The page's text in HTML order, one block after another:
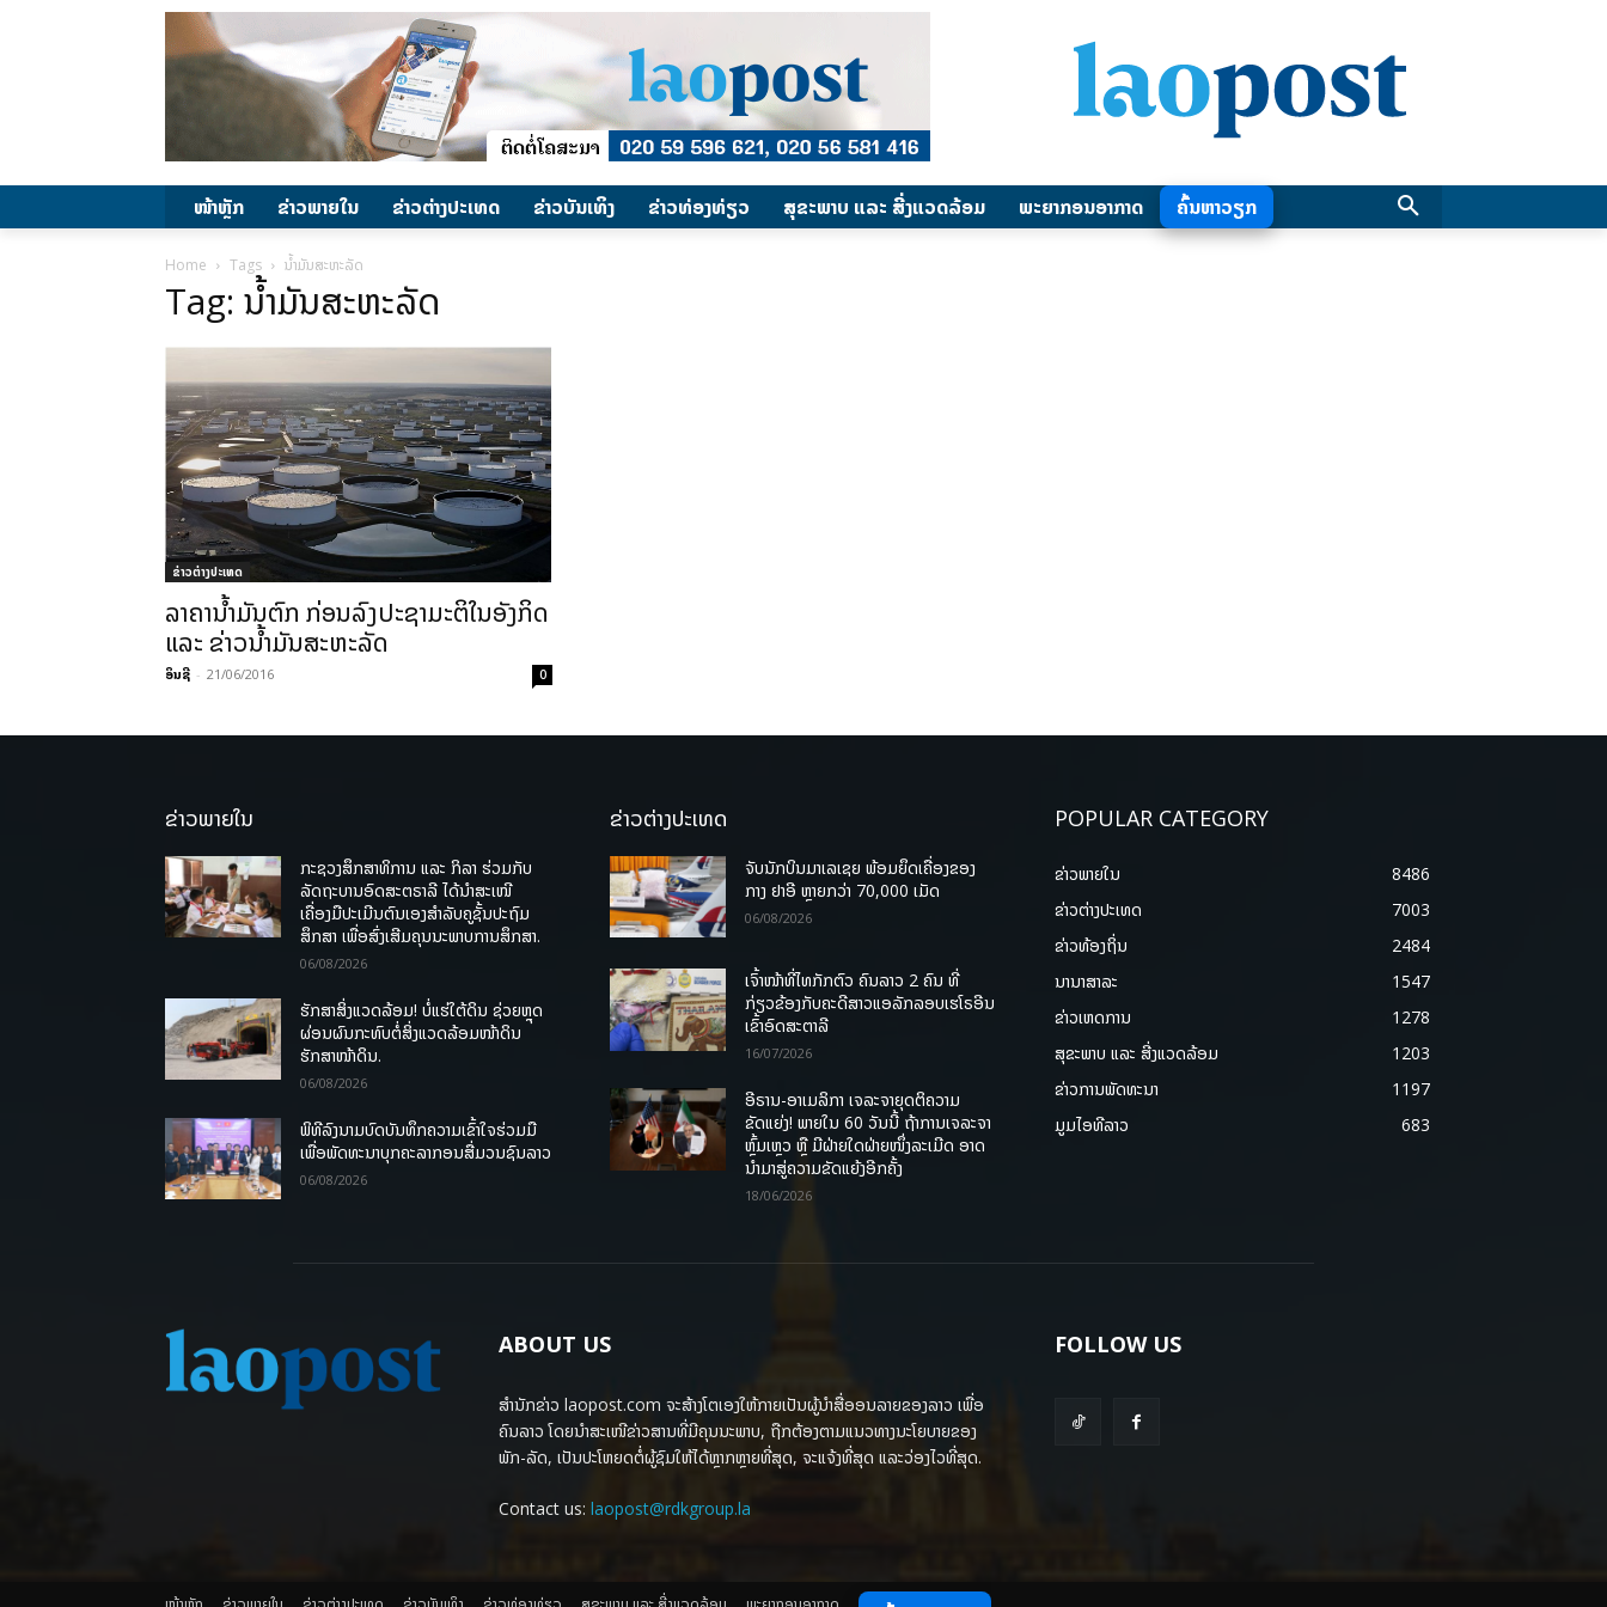
ໜ້າຫຼັກ ຂ່າວພາຍ​ໃນ ຂ່າວຕ່າງປະເທດ ​ຂ່າວບັນເທິງ ​ຂ່າວທ່ອງທ່ຽວ ສຸຂະພາບ ແລະ ສີ່ງແວດລ້ອມ ພະຍາກອນອາກາດ ຄົ້ນຫາວຽກ
Home Tags ນໍ້າມັນສະຫະລັດ
Tag: ນໍ້າມັນສະຫະລັດ
ຂ່າວຕ່າງປະເທດ
ລາຄານໍ້າມັນຕົກ ກ່ອນລົງປະຊາມະຕິໃນອັງກິດ
ແລະ ຂ່າວນໍ້າມັນສະຫະລັດ
ອິນຊີ - 21/06/2016 0
ຂ່າວພາຍໃນ
ກະຊວງສຶກສາທິການ ແລະ ກິລາ ຮ່ວມກັບ
ລັດຖະບານອົດສະຕຣາລີ ໄດ້ນຳສະເໜີ
ເຄື່ອງມືປະເມີນຕົນເອງສຳລັບຄູຊັ້ນປະຖົມ
ສຶກສາ ເພື່ອສົ່ງເສີມຄຸນນະພາບການສຶກສາ.
06/08/2026
ຮັກສາສິ່ງແວດລ້ອມ! ບໍ່ແຮ່ໃຕ້ດິນ ຊ່ວຍຫຼຸດ
ຜ່ອນຜົນກະທົບຕໍ່ສິ່ງແວດລ້ອມໜ້າດິນ
ຮັກສາໜ້າດິນ.
06/08/2026
ພິທີລົງນາມບົດບັນທຶກຄວາມເຂົ້າໃຈຮ່ວມມື
ເພື່ອພັດທະນາບຸກຄະລາກອນສື່ມວນຊົນລາວ
06/08/2026
ຂ່າວຕ່າງປະເທດ
ຈັບນັກບິນມາເລເຊຍ ພ້ອມຍຶດເຄື່ອງຂອງ
ກາງ ຢາອີ ຫຼາຍກວ່າ 70,000 ເມັດ
06/08/2026
ເຈົ້າໜ້າທີ່ໄທກັກຕົວ ຄົນລາວ 2 ຄົນ ທີ່
ກ່ຽວຂ້ອງກັບຄະດີສາວແອລັກລອບເຮໂຣອີນ
ເຂົ້າອົດສະຕາລີ
16/07/2026
ອີຣານ-ອາເມລິກາ ເຈລະຈາຍຸດຕິຄວາມ
ຂັດແຍ່ງ! ພາຍໃນ 60 ວັນນີ້ ຖ້າການເຈລະຈາ
ຫຼົ້ມເຫຼວ ຫຼື ມີຝ່າຍໃດຝ່າຍໜຶ່ງລະເມີດ ອາດ
ນໍາມາສູ່ຄວາມຂັດແຍ້ງອີກຄັ້ງ
18/06/2026
POPULAR CATEGORY
ຂ່າວພາຍ​ໃນ
8486
ຂ່າວຕ່າງປະເທດ
7003
ຂ່າວທ້ອງຖິ່ນ
2484
ນານາສາລະ
1547
ຂ່າວເຫດການ
1278
ສຸຂະພາບ ແລະ ສີ່ງແວດລ້ອມ
1203
ຂ່າວການພັດທະນາ
1197
ມູມໄອທີລາວ
683
ABOUT US
ສຳນັກຂ່າວ laopost.com ຈະສ້າງໂຕເອງໃຫ້ກາຍເປັນຜູ້ນຳສື່ອອນລາຍຂອງລາວ ເພື່ອ
ຄົນລາວ ໂດຍນຳສະເໜີຂ່າວສານທີ່ມີຄຸນນະພາບ, ຖືກຕ້ອງຕາມແນວທາງນະໂຍບາຍຂອງ
ພັກ-ລັດ, ເປັນປະໂຫຍດຕໍ່ຜູ້ຊົມໃຫ້ໄດ້ຫຼາກຫຼາຍທີ່ສຸດ, ຈະແຈ້ງທີ່ສຸດ ແລະວ່ອງໄວທີ່ສຸດ.
Contact us: laopost@rdkgroup.la
FOLLOW US